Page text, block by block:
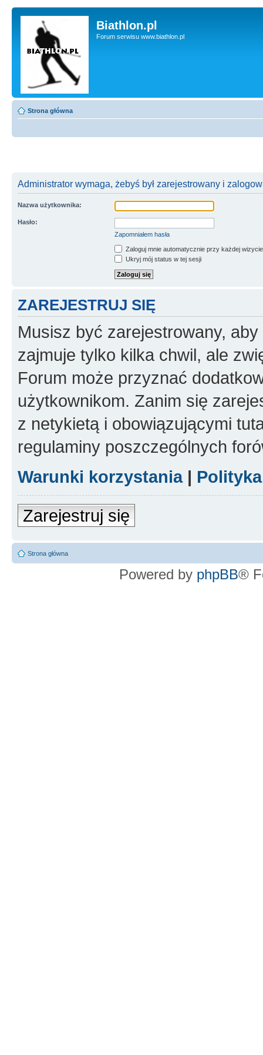
Biathlon.pl
Forum serwisu www.biathlon.pl
Strona główna
Administrator wymaga, żebyś był zarejestrowany i
Nazwa użytkownika:
Hasło:
Zapomniałem hasła
Zaloguj mnie automatycznie przy każdej wizycie
Ukryj mój status w tej sesji
ZAREJESTRUJ SIĘ
Musisz być zarejestrowany,
zajmuje tylko kilka chwil, ale
Forum może przyznać
użytkownikom. Zanim się
z netykietą i obowiązującymi
regulaminy poszczególnych
Warunki korzystania|
Zarejestruj się
Strona główna
Powered by phpBB®